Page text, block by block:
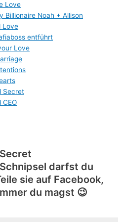
Love
Billionaire Noah + Allison
Love
entführt
Love
Secret
CEO
darfst du
sie auf Facebook,
du magst 😉